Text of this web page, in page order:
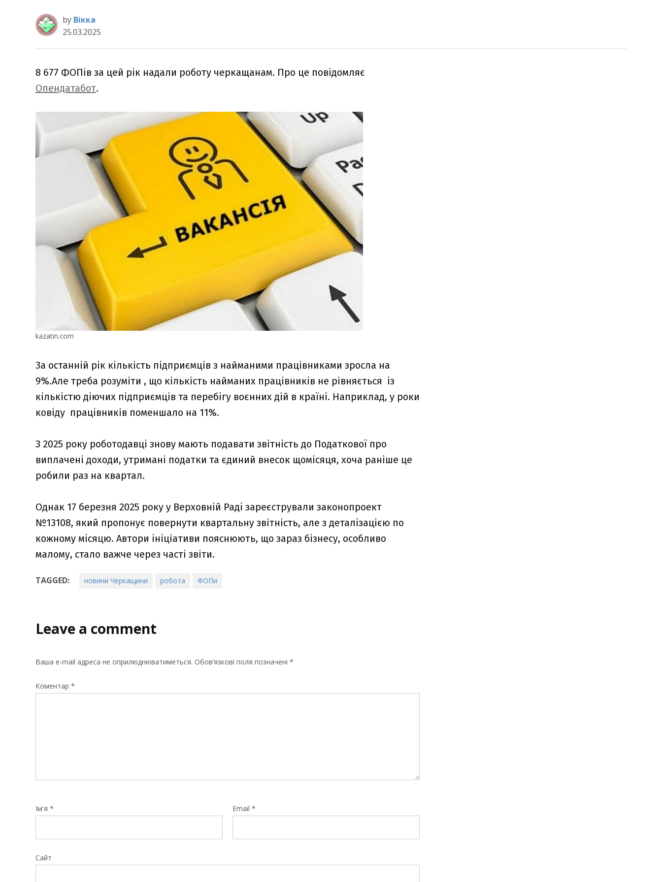
by Вікка
25.03.2025
8 677 ФОПів за цей рік надали роботу черкащанам. Про це повідомляє
Опендатабот.
kazatin.com
За останній рік кількість підприємців з найманими працівниками зросла на
9%.Але треба розуміти , що кількість найманих працівників не рівняється із
кількістю діючих підприємців та перебігу воєнних дій в країні. Наприклад, у роки
ковіду працівників поменшало на 11%.
З 2025 року роботодавці знову мають подавати звітність до Податкової про
виплачені доходи, утримані податки та єдиний внесок щомісяця, хоча раніше це
робили раз на квартал.
Однак 17 березня 2025 року у Верховній Раді зареєстрували законопроект
№13108, який пропонує повернути квартальну звітність, але з деталізацією по
кожному місяцю. Автори ініціативи пояснюють, що зараз бізнесу, особливо
малому, стало важче через часті звіти.
TAGGED: новини Черкащини робота ФОПи
Leave a comment
Ваша e-mail адреса не оприлюднюватиметься. Обов’язкові поля позначені *
Коментар *
Ім'я * Email *
Сайт